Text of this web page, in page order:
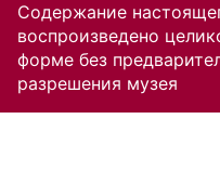
Содержание
воспроизведено
форме без
разрешения музея